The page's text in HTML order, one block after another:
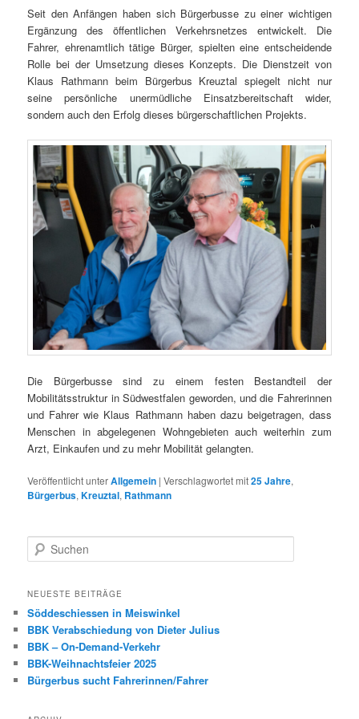
Seit den Anfängen haben sich Bürgerbusse zu einer wichtigen
Ergänzung des öffentlichen Verkehrsnetzes entwickelt. Die
Fahrer, ehrenamtlich tätige Bürger, spielten eine entscheidende
Rolle bei der Umsetzung dieses Konzepts. Die Dienstzeit von
Klaus Rathmann beim Bürgerbus Kreuztal spiegelt nicht nur
seine persönliche unermüdliche Einsatzbereitschaft wider,
sondern auch den Erfolg dieses bürgerschaftlichen Projekts.
Die Bürgerbusse sind zu einem festen Bestandteil der
Mobilitätsstruktur in Südwestfalen geworden, und die Fahrerinnen
und Fahrer wie Klaus Rathmann haben dazu beigetragen, dass
Menschen in abgelegenen Wohngebieten auch weiterhin zum
Arzt, Einkaufen und zu mehr Mobilität gelangten.
Veröffentlicht unterAllgemein |Verschlagwortet mit25 Jahre,
Bürgerbus,Kreuztal, Rathmann
u
h
n
NEUESTE BEITRÄGE
Söddeschiessen in Meiswinkel
BBK Verabschiedung von Dieter Julius
BBK – On-Demand-Verkehr
BBK-Weihnachtsfeier 2025
Bürgerbus sucht Fahrerinnen/Fahrer